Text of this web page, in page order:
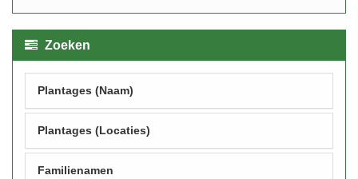
Zoeken
Plantages (Naam)
Plantages (Locaties)
Familienamen